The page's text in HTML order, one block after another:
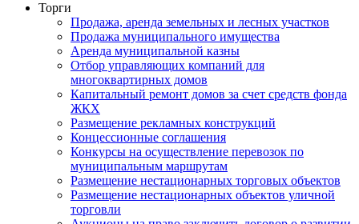
Торги
Продажа, аренда земельных и лесных участков
Продажа муниципального имущества
Аренда муниципальной казны
Отбор управляющих компаний для
многоквартирных домов
Капитальный ремонт домов за счет средств фонда
ЖКХ
Размещение рекламных конструкций
Концессионные соглашения
Конкурсы на осуществление перевозок по
муниципальным маршрутам
Размещение нестационарных торговых объектов
Размещение нестационарных объектов уличной
торговли